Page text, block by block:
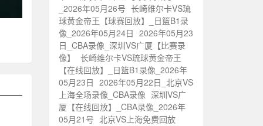
_2026年05月26号 长崎维尔卡VS琉
球黄金帝王【球赛回放】_日篮B1录
像_2026年05月24日 2026年05月23
日_CBA录像_深圳VS广厦【比赛录
像】
长崎维尔卡VS琉球黄金帝王
【在线回放】_日篮B1录像_2026年
05月23日 2026年05月22日_北京VS
上海全场录像_CBA录像 深圳VS广
厦【在线回放】_CBA录像_2026年
05月21号 北京VS上海免费回放